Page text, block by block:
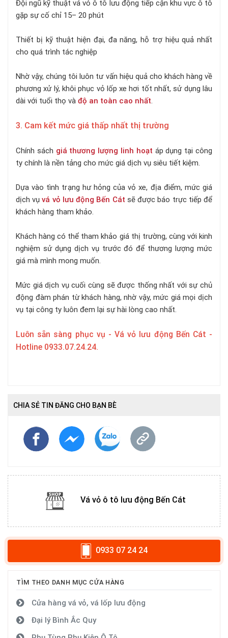
Đội ngũ kỹ thuật vá vỏ ô tô lưu động tiếp cận khu vực ô tô
gặp sự cố chỉ 15– 20 phút
Thiết bị kỹ thuật hiện đại, đa năng, hỗ trợ hiệu quả nhất
cho quá trình tác nghiệp
Nhờ vậy, chúng tôi luôn tư vấn hiệu quả cho khách hàng về
phương xử lý, khôi phục vỏ lốp xe hơi tốt nhất, sử dụng lâu
dài với tuổi thọ và độ an toàn cao nhất.
3. Cam kết mức giá thấp nhất thị trường
Chính sách giá thương lượng linh hoạt áp dụng tại công
ty chính là nền tảng cho mức giá dịch vụ siêu tiết kiệm.
Dựa vào tình trạng hư hỏng của vỏ xe, địa điểm, mức giá
dịch vụvá vỏ lưu động Bến Cát sẽ được báo trực tiếp để
khách hàng tham khảo.
Khách hàng có thể tham khảo giá thị trường, cùng với kinh
nghiệm sử dụng dịch vụ trước đó để thương lượng mức
giá mà mình mong muốn.
Mức giá dịch vụ cuối cùng sẽ được thống nhất với sự chủ
động đàm phán từ khách hàng, nhờ vậy, mức giá mọi dịch
vụ tại công ty luôn đem lại sự hài lòng cao nhất.
Luôn sẵn sàng phục vụ - Vá vỏ lưu động Bến Cát -
Hotline 0933.07.24.24.
CHIA SẺ TIN ĐĂNG CHO BẠN BÈ
Vá vỏ ô tô lưu động Bến Cát
0933 07 24 24
TÌM THEO DANH MỤC CỬA HÀNG
Cửa hàng vá vỏ, vá lốp lưu động
Đại lý Bình Ắc Quy